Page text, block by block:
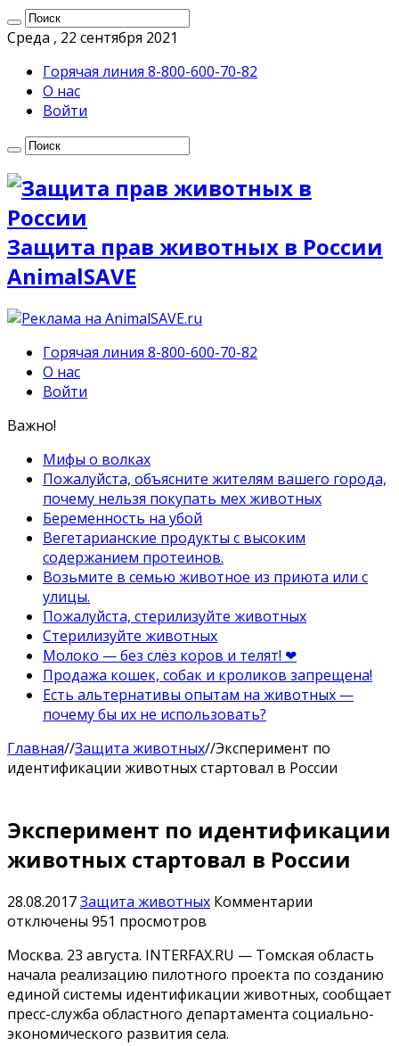
Среда , 22 сентября 2021
Горячая линия 8-800-600-70-82
О нас
Войти
Защита прав животных в России
AnimalSAVE
Горячая линия 8-800-600-70-82
О нас
Войти
Важно!
Мифы о волках
Пожалуйста, объясните жителям вашего города,
почему нельзя покупать мех животных
Беременность на убой
Вегетарианские продукты с высоким
содержанием протеинов.
Возьмите в семью животное из приюта или с
улицы.
Пожалуйста, стерилизуйте животных
Стерилизуйте животных
Молоко — без слёз коров и телят! ❤
Продажа кошек, собак и кроликов запрещена!
Есть альтернативы опытам на животных —
почему бы их не использовать?
Главная//Защита животных//Эксперимент по
идентификации животных стартовал в России
Эксперимент по идентификации
животных стартовал в России
28.08.2017Защита животных Комментарии
по
животных
стартовал
отключены 951 просмотров
Москва. 23 августа. INTERFAX.RU — Томская область
начала реализацию пилотного проекта по созданию
единой системы идентификации животных, сообщает
пресс-служба областного департамента социально-
экономического развития села.